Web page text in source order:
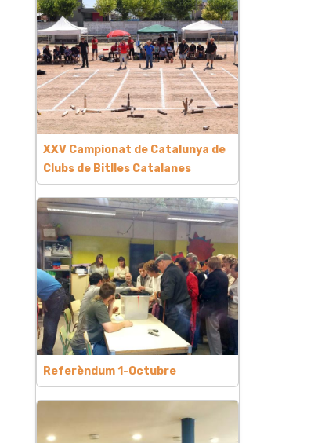
XXV Campionat de Catalunya de
Clubs de Bitlles Catalanes
Referèndum 1-Octubre